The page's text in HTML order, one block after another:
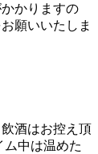
かりますの
願いいたしま
酒はお控え頂
ム中は温めた